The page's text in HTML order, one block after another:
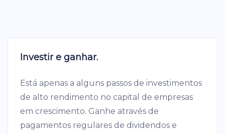
Investir e ganhar.
Está apenas a alguns passos de investimentos
de alto rendimento no capital de empresas
em crescimento. Ganhe através de
pagamentos regulares de dividendos e